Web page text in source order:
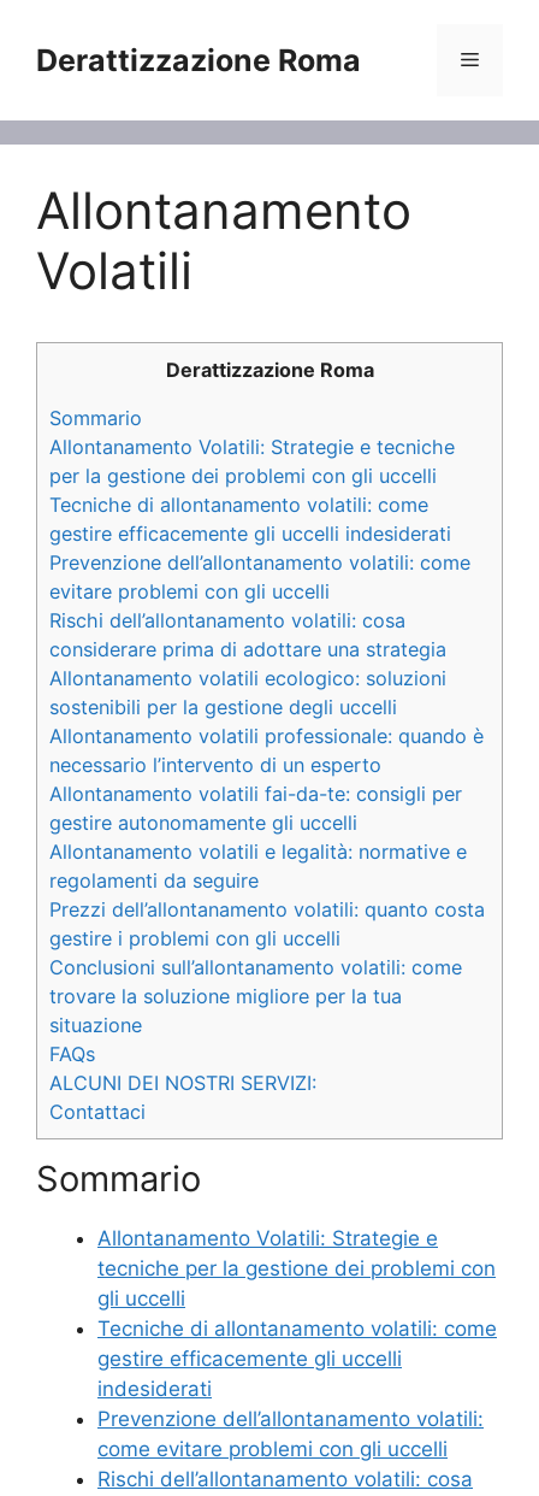
contenuto
Derattizzazione Roma Menu
Allontanamento
Volatili
Derattizzazione Roma
Sommario
Allontanamento Volatili: Strategie e tecniche
per la gestione dei problemi con gli uccelli
Tecniche di allontanamento volatili: come
gestire efficacemente gli uccelli indesiderati
Prevenzione dell’allontanamento volatili: come
evitare problemi con gli uccelli
Rischi dell’allontanamento volatili: cosa
considerare prima di adottare una strategia
Allontanamento volatili ecologico: soluzioni
sostenibili per la gestione degli uccelli
Allontanamento volatili professionale: quando è
necessario l’intervento di un esperto
Allontanamento volatili fai-da-te: consigli per
gestire autonomamente gli uccelli
Allontanamento volatili e legalità: normative e
regolamenti da seguire
Prezzi dell’allontanamento volatili: quanto costa
gestire i problemi con gli uccelli
Conclusioni sull’allontanamento volatili: come
trovare la soluzione migliore per la tua
situazione
FAQs
ALCUNI DEI NOSTRI SERVIZI:
Contattaci
Sommario
Allontanamento Volatili: Strategie e
tecniche per la gestione dei problemi con
gli uccelli
Tecniche di allontanamento volatili: come
gestire efficacemente gli uccelli
indesiderati
Prevenzione dell’allontanamento volatili:
come evitare problemi con gli uccelli
Rischi dell’allontanamento volatili: cosa